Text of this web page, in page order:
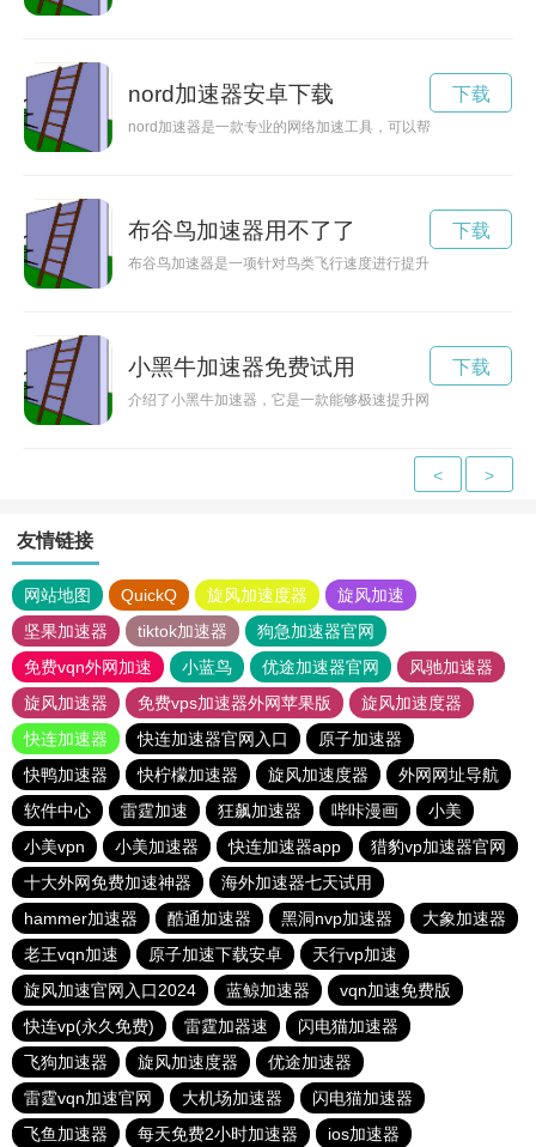
nord加速器安卓下载
nord加速器是一款专业的网络加速工具，可以帮助用户提升网
下载
布谷鸟加速器用不了了
布谷鸟加速器是一项针对鸟类飞行速度进行提升的创新技术，
下载
小黑牛加速器免费试用
介绍了小黑牛加速器，它是一款能够极速提升网络速度的利器
下载
< >
友情链接
网站地图 QuickQ 旋风加速度器
旋风加速
坚果加速器
tiktok加速器
狗急加速器官网
免费vqn外网加速
小蓝鸟 优途加速器官网
风驰加速器
旋风加速器
免费vps加速器外网苹果版
旋风加速度器
快连加速器
快连加速器官网入口
原子加速器
快鸭加速器
快柠檬加速器 旋风加速度器
外网网址导航
软件中心
雷霆加速 狂飙加速器 哔咔漫画
小美
小美vpn
小美加速器 快连加速器app
猎豹vp加速器官网
十大外网免费加速神器
海外加速器七天试用
hammer加速器
酷通加速器 黑洞nvp加速器
大象加速器
老王vqn加速
原子加速下载安卓
天行vp加速
旋风加速官网入口2024
蓝鲸加速器
vqn加速免费版
快连vp(永久免费)
雷霆加器速
闪电猫加速器
飞狗加速器
旋风加速度器
优途加速器
雷霆vqn加速官网
大机场加速器
闪电猫加速器
飞鱼加速器
每天免费2小时加速器 ios加速器